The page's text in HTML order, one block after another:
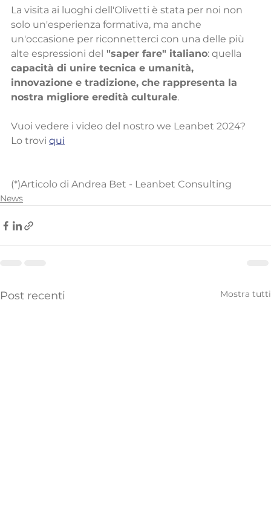
La visita ai luoghi dell'Olivetti è stata per noi non
solo un'esperienza formativa, ma anche
un'occasione per riconnetterci con una delle più
alte espressioni del "saper fare" italiano: quella
capacità di unire tecnica e umanità,
innovazione e tradizione, che rappresenta la
nostra migliore eredità culturale.
Vuoi vedere i video del nostro we Leanbet 2024?
Lo trovi qui
(*)Articolo di Andrea Bet - Leanbet Consulting
News
Post recenti Mostra tutti